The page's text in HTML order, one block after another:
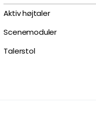
Aktiv højtaler
Scenemoduler
Talerstol